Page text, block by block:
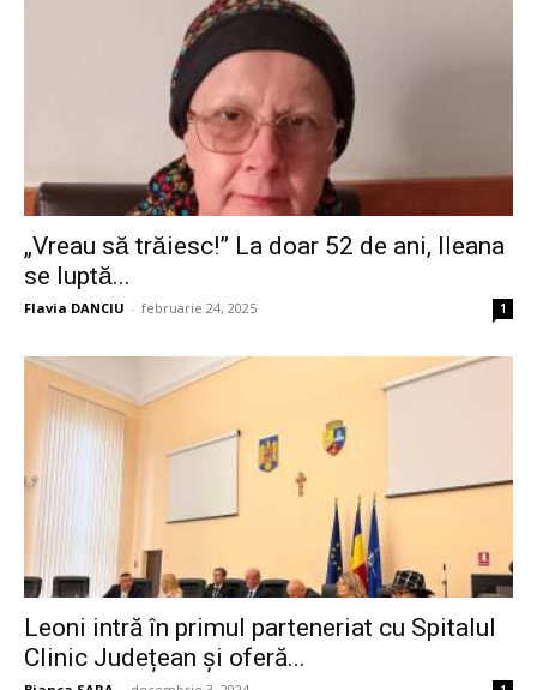
„Vreau să trăiesc!” La doar 52 de ani, Ileana
se luptă...
Flavia DANCIU - februarie 24, 2025 1
Leoni intră în primul parteneriat cu Spitalul
Clinic Județean și oferă...